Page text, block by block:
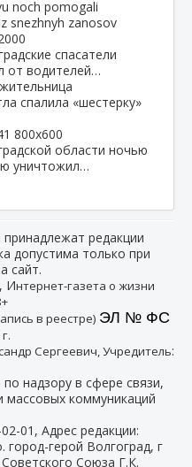
спасатели
от водителей…
спалила «шестерку»
области ночью
уничтожил…
редакции
допустима только при
сайт.
Интернет-газета о жизни
в реестре) ЭЛ № ФС
Сергеевич, Учредитель:
надзору в сфере связи,
коммуникаций
01 , Адрес редакции:
город-герой Волгоград, г
Союза Г.К.